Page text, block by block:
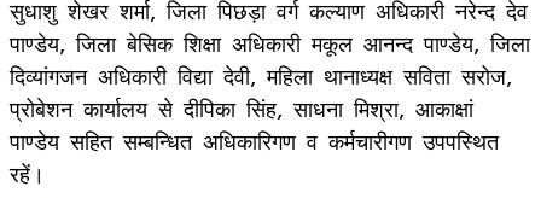
सुधाशु शेखर शर्मा, जिला पिछड़ा वर्ग कल्याण अधिकारी नरेन्द देव
पाण्डेय, जिला बेसिक शिक्षा अधिकारी मकूल आनन्द पाण्डेय, जिला
दिव्यांगजन अधिकारी विद्या देवी, महिला थानाध्यक्ष सविता सरोज,
प्रोबेशन कार्यालय से दीपिका सिंह, साधना मिश्रा, आकाक्षां
पाण्डेय सहित सम्बन्धित अधिकारिगण व कर्मचारीगण उपपस्थित
रहें।